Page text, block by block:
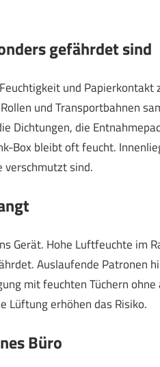
gefährdet sind
und
und Transportbahnen
Dichtungen, die
Box bleibt oft feucht.
verschmutzt sind.
Gerät. Hohe Luftfeuchte im
Auslaufende Patronen
mit feuchten Tüchern
Lüftung erhöhen das Risiko.
Büro